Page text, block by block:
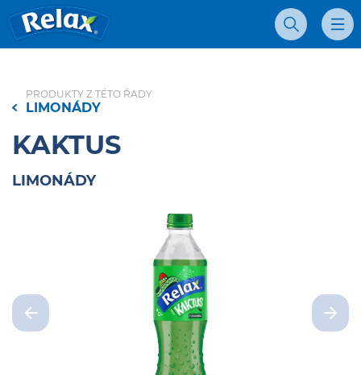
Vyhľadávanie
PRODUKTY Z TÉTO ŘADY
LIMONÁDY
KAKTUS
LIMONÁDY